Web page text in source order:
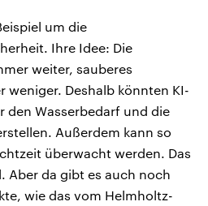
um die
Ihre Idee: Die
weiter, sauberes
weniger. Deshalb könnten KI-
den Wasserbedarf und die
Außerdem kann so
überwacht werden. Das
Aber da gibt es auch noch
wie das vom Helmholtz-